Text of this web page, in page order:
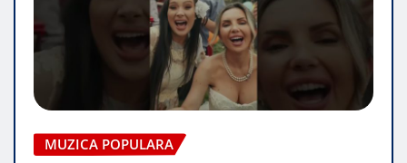
MUZICA POPULARA